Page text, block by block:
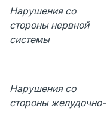
Нарушения со
стороны нервной
системы
Нарушения со
стороны желудочно-